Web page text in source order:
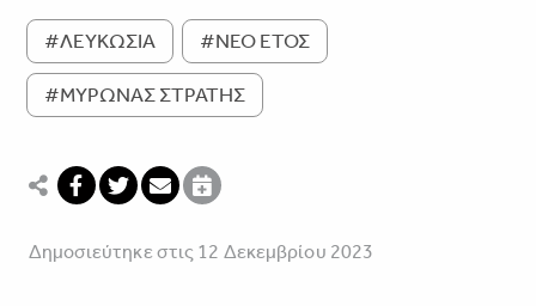
#ΛΕΥΚΩΣΙΑ #ΝΕΟ ΕΤΟΣ
#ΜΥΡΩΝΑΣ ΣΤΡΑΤΗΣ
Δημοσιεύτηκε στις 12 Δεκεμβρίου 2023